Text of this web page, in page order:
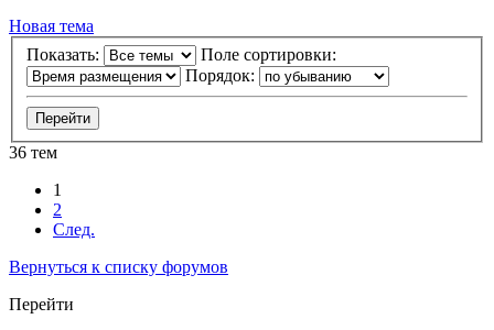
Новая тема
Показать:
Поле сортировки:
Порядок:
36 тем
1
2
След.
Вернуться к списку форумов
Перейти